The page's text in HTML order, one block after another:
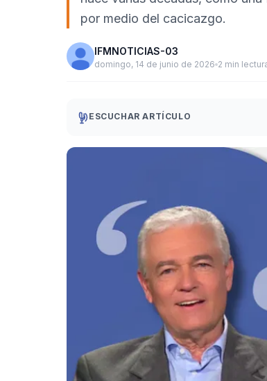
por medio del cacicazgo.
IFMNOTICIAS-03
domingo, 14 de junio de 2026 2 min
ESCUCHAR ARTÍCULO